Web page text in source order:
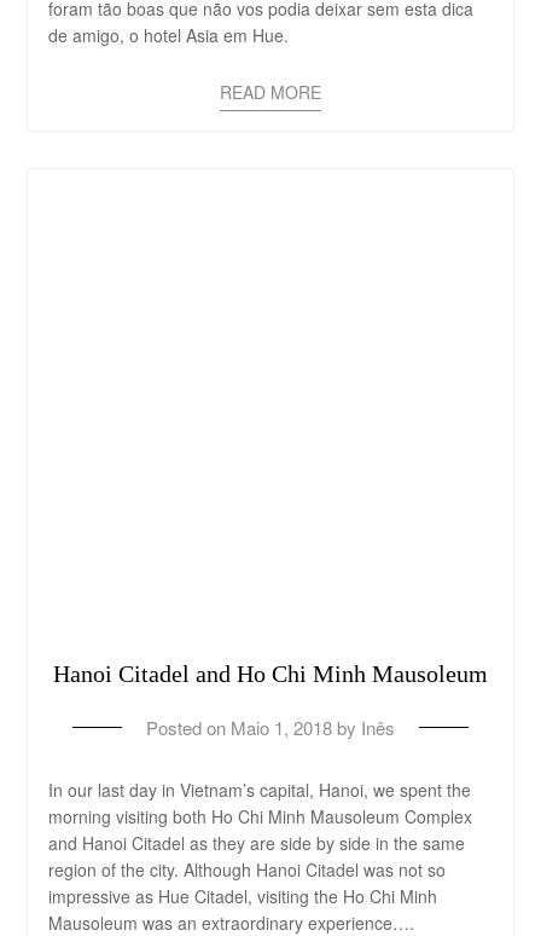
foram tão boas que não vos podia deixar sem esta dica
de amigo, o hotel Asia em Hue.
READ MORE
Hanoi Citadel and Ho Chi Minh Mausoleum
Posted on Maio 1, 2018 by Inês
In our last day in Vietnam’s capital, Hanoi, we spent the
morning visiting both Ho Chi Minh Mausoleum Complex
and Hanoi Citadel as they are side by side in the same
region of the city. Although Hanoi Citadel was not so
impressive as Hue Citadel, visiting the Ho Chi Minh
Mausoleum was an extraordinary experience….